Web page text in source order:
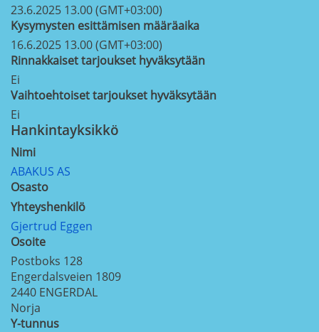
23.6.2025 13.00 (GMT+03:00)
Kysymysten esittämisen määräaika
16.6.2025 13.00 (GMT+03:00)
Rinnakkaiset tarjoukset hyväksytään
Ei
Vaihtoehtoiset tarjoukset hyväksytään
Ei
Hankintayksikkö
Nimi
ABAKUS AS
Osasto
Yhteyshenkilö
Gjertrud Eggen
Osoite
Postboks 128
Engerdalsveien 1809
2440 ENGERDAL
Norja
Y-tunnus